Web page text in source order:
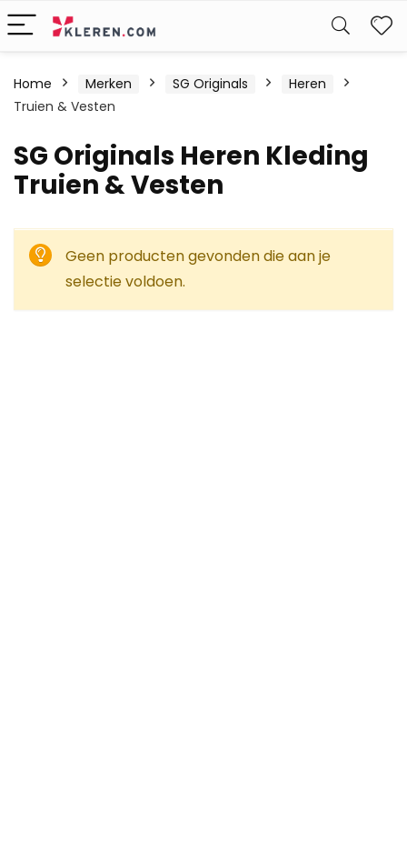
Home Merken SG Originals
Heren
Truien & Vesten
SG Originals Heren Kleding
Truien & Vesten
Geen producten gevonden die aan je
selectie voldoen.